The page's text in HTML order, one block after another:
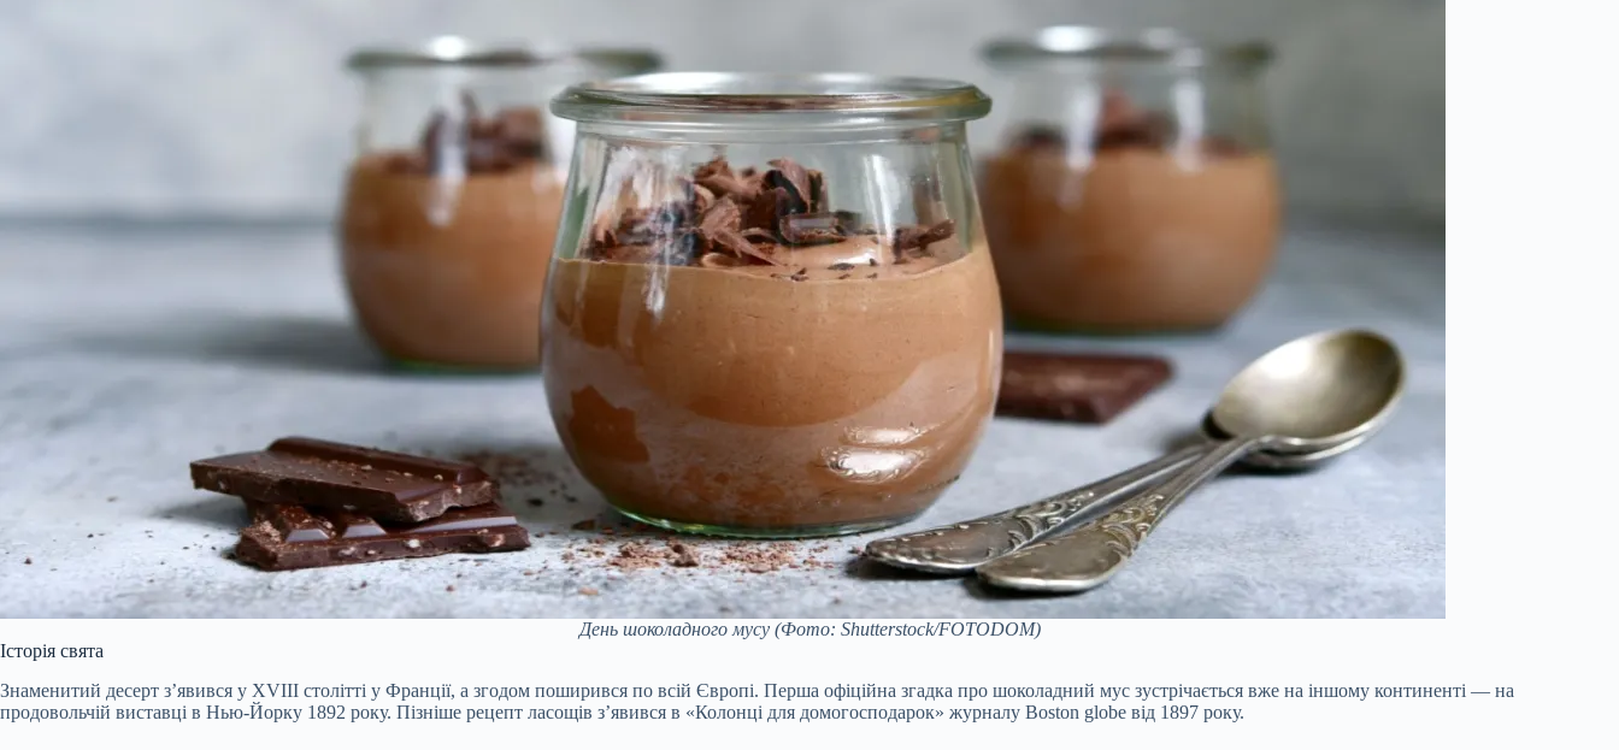
День шоколадного мусу(Фото: Shutterstock/FOTODOM)
Історія свята
Знаменитий десерт з’явився у XVIII столітті у Франції, а згодом поширився по всій Європі. Перша офіційна згадка про шоколадний мус зустрічається вже на іншому континенті — на
продовольчій виставці в Нью-Йорку 1892 року. Пізніше рецепт ласощів з’явився в «Колонці для домогосподарок» журналу Boston globe від 1897 року.